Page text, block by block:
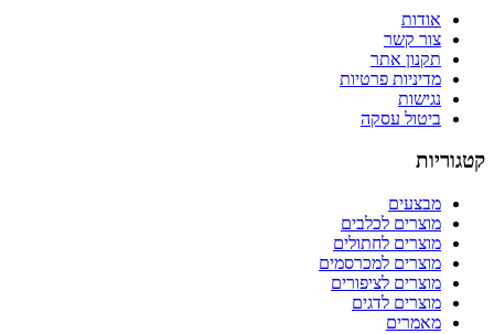
אודות
צור קשר
תקנון אתר
מדיניות פרטיות
נגישות
ביטול עסקה
קטגוריות
מבצעים
מוצרים לכלבים
מוצרים לחתולים
מוצרים למכרסמים
מוצרים לציפורים
מוצרים לדגים
מאמרים